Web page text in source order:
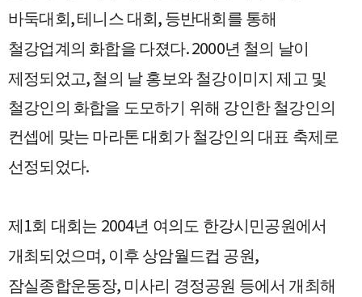
바둑대회 ,테니스 대회 , 등반대회를 통해
철강업계의 화합을 다졌다. 2000년 철의 날이
제정되었고,철의 날 홍보와 철강이미지 제고 및
철강인의 화합을 도모하기 위해 강인한 철강인의
컨셉에 맞는 마라톤 대회가 철강인의 대표 축제로
선정되었다.
제 1회 대회는 2004년 여의도 한강시민공원에서
개최되었으며, 이후 상암월드컵 공원,
잠실종합운동장, 미사리 경정공원 등에서 개최해